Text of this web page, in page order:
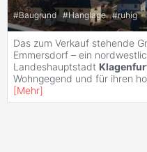
#Baugrund #Hanglage #ruhig
Das zum Verkauf stehende
Emmersdorf – ein
Landeshauptstadt
Wohngegend und für ihren
[Mehr]